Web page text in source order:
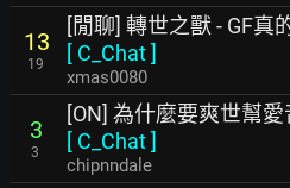
13
19
[閒聊] 轉世之獸 - GF真
[ C_Chat]
xmas0080
3
3
[ON] 為什麼要爽世幫愛
[ C_Chat]
chipnndale